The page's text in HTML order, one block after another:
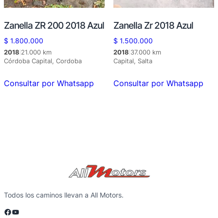
Zanella ZR 200 2018 Azul
$ 1.800.000
2018 21.000 km
Córdoba Capital, Cordoba
Consultar por Whatsapp
Zanella Zr 2018 Azul
$1.500.000
2018 37.000 km
Capital, Salta
Consultar por Whatsapp
Todos los caminos llevan a All Motors.
Facebook YouTube